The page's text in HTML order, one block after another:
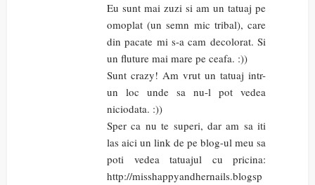
Eu sunt mai zuzi si am un tatuaj pe
omoplat (un semn mic tribal), care
din pacate mi s-a cam decolorat. Si
un fluture mai mare pe ceafa. :))
Sunt crazy! Am vrut un tatuaj intr-
un loc unde sa nu-l pot vedea
niciodata. :))
Sper ca nu te superi, dar am sa iti
las aici un link de pe blog-ul meu sa
poti vedea tatuajul cu pricina:
http://misshappyandhernails.blogsp